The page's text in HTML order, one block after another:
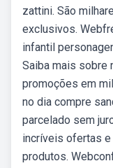
zattini. São
exclusivos.
infantil
Saiba mais sobre
promoções em
no dia compre
parcelado sem
incríveis ofertas
produtos.